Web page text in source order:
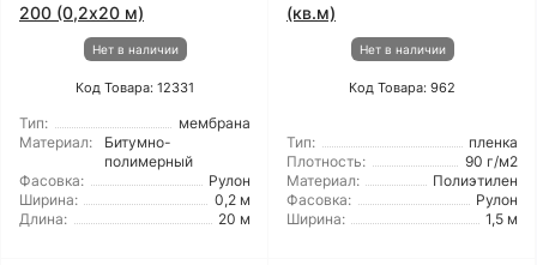
200 (0,2x20 м)
Нет в наличии
Код Товара: 12331
Тип:
мембрана
Материал:
Битумно-
полимерный
Фасовка:
Рулон
Ширина:
0,2 м
Длина:
20 м
(кв.м)
Нет в наличии
Код Товара: 962
Тип:
пленка
Плотность:
90 г/м2
Материал:
Полиэтилен
Фасовка:
Рулон
Ширина:
1,5 м